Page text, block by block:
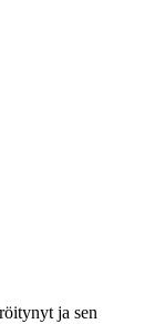
ja sen